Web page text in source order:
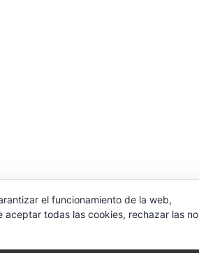
el funcionamiento de la web,
aceptar todas las cookies, rechazar las no